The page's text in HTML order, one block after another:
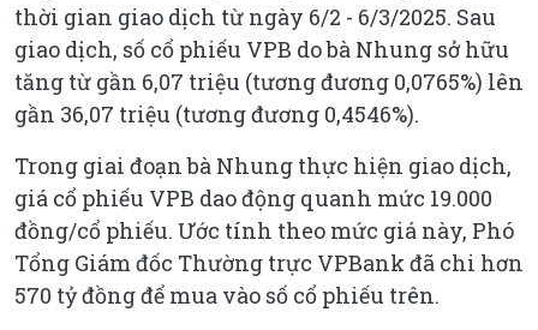
thời gian giao dịch từ ngày 6/2 - 6/3/2025. Sau
giao dịch, số cổ phiếu VPB do bà Nhung sở hữu
tăng từ gần 6,07 triệu (tương đương 0,0765%) lên
gần 36,07 triệu (tương đương 0,4546%).
Trong giai đoạn bà Nhung thực hiện giao dịch,
giá cổ phiếu VPB dao động quanh mức 19.000
đồng/cổ phiếu. Ước tính theo mức giá này, Phó
Tổng Giám đốc Thường trực VPBank đã chi hơn
570 tỷ đồng để mua vào số cổ phiếu trên.